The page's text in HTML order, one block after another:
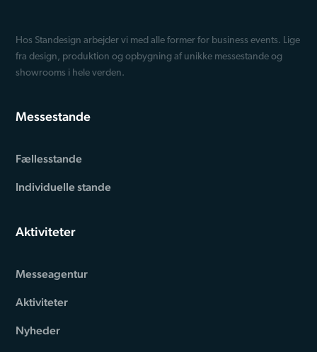
Hos Standesign arbejder vi med alle former for business events. Lige
fra design, produktion og opbygning af unikke messestande og
showrooms i hele verden.
Messestande
Fællesstande
Individuelle stande
Aktiviteter
Messeagentur
Aktiviteter
Nyheder